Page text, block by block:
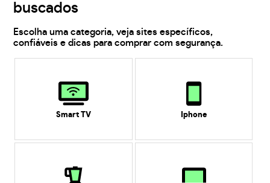
buscados
Escolha uma categoria, veja sites específicos,
confiáveis e dicas para comprar com segurança.
Smart TV Iphone